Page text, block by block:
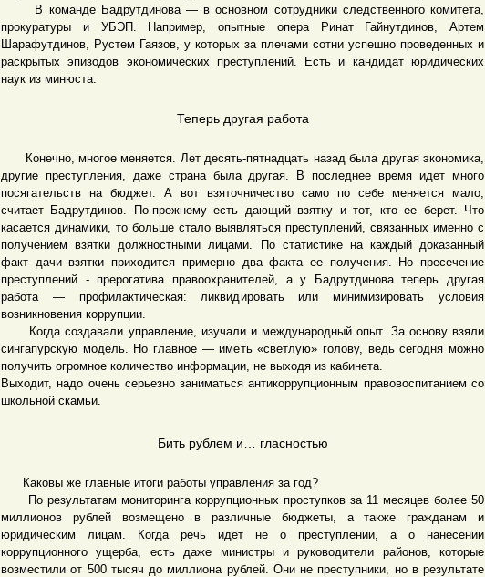
В команде Бадрутдинова — в основном сотрудники следственного комитета,
прокуратуры и УБЭП. Например, опытные опера Ринат Гайнутдинов, Артем
Шарафутдинов, Рустем Гаязов, у которых за плечами сотни успешно проведенных и
раскрытых эпизодов экономических преступлений. Есть и кандидат юридических
наук из минюста.
Теперь другая работа
Конечно, многое меняется. Лет десять-пятнадцать назад была другая экономика,
другие преступления, даже страна была другая. В последнее время идет много
посягательств на бюджет. А вот взяточничество само по себе меняется мало,
считает Бадрутдинов. По-прежнему есть дающий взятку и тот, кто ее берет. Что
касается динамики, то больше стало выявляться преступлений, связанных именно с
получением взятки должностными лицами. По статистике на каждый доказанный
факт дачи взятки приходится примерно два факта ее получения. Но пресечение
преступлений - прерогатива правоохранителей, а у Бадрутдинова теперь другая
работа — профилактическая: ликвидировать или минимизировать условия
возникновения коррупции.
Когда создавали управление, изучали и международный опыт. За основу взяли
сингапурскую модель. Но главное — иметь «светлую» голову, ведь сегодня можно
получить огромное количество информации, не выходя из кабинета.
Выходит, надо очень серьезно заниматься антикоррупционным правовоспитанием со
школьной скамьи.
Бить рублем и… гласностью
Каковы же главные итоги работы управления за год?
По результатам мониторинга коррупционных проступков за 11 месяцев более 50
миллионов рублей возмещено в различные бюджеты, а также гражданам и
юридическим лицам. Когда речь идет не о преступлении, а о нанесении
коррупционного ущерба, есть даже министры и руководители районов, которые
возместили от 500 тысяч до миллиона рублей. Они не преступники, но в результате